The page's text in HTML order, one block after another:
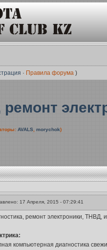
· Правила форума)
ремонт
AVALS, morychok)
17 Апреля, 2015 - 07:29:41
ремонт электроники, ТНВД,
компьютерная диагностика